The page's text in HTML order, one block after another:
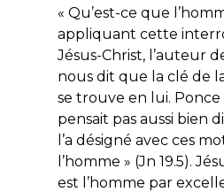
« Qu’est-ce que
appliquant cette
Jésus-Christ, l’auteur
nous dit que la clé de
se trouve en lui. Ponce
pensait pas aussi bien
l’a désigné avec ces
l’homme » (Jn 19.5).
est l’homme par